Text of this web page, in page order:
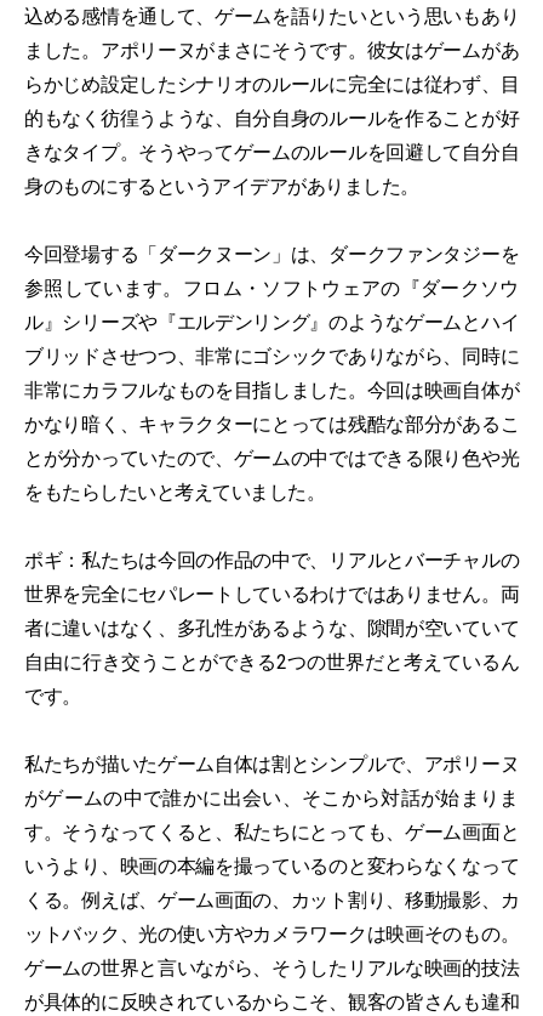
込める感情を通して、ゲームを語りたいという思いもあり
ました。アポリーヌがまさにそうです。彼女はゲームがあ
らかじめ設定したシナリオのルールに完全には従わず、目
的もなく彷徨うような、自分自身のルールを作ることが好
きなタイプ。そうやってゲームのルールを回避して自分自
身のものにするというアイデアがありました。
今回登場する「ダークヌーン」は、ダークファンタジーを
参照しています。フロム・ソフトウェアの『ダークソウ
ル』シリーズや『エルデンリング』のようなゲームとハイ
ブリッドさせつつ、非常にゴシックでありながら、同時に
非常にカラフルなものを目指しました。今回は映画自体が
かなり暗く、キャラクターにとっては残酷な部分があるこ
とが分かっていたので、ゲームの中ではできる限り色や光
をもたらしたいと考えていました。
ポギ：私たちは今回の作品の中で、リアルとバーチャルの
世界を完全にセパレートしているわけではありません。両
者に違いはなく、多孔性があるような、隙間が空いていて
自由に行き交うことができる2つの世界だと考えているん
です。
私たちが描いたゲーム自体は割とシンプルで、アポリーヌ
がゲームの中で誰かに出会い、そこから対話が始まりま
す。そうなってくると、私たちにとっても、ゲーム画面と
いうより、映画の本編を撮っているのと変わらなくなって
くる。例えば、ゲーム画面の、カット割り、移動撮影、カ
ットバック、光の使い方やカメラワークは映画そのもの。
ゲームの世界と言いながら、そうしたリアルな映画的技法
が具体的に反映されているからこそ、観客の皆さんも違和